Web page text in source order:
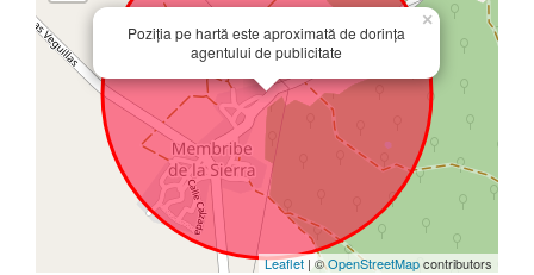
Poziția pe hartă este aproximată de dorința
agentului de publicitate
×
Leaflet | ©OpenStreetMapcontributors